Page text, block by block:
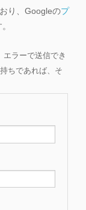
り、Googleのプ
ラーで送信でき
ちであれば、そ